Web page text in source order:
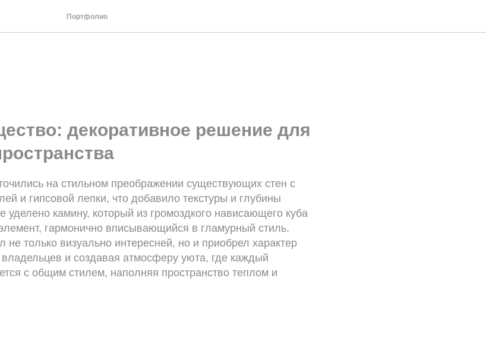
Портфолио
декоративное решение для
на стильном преображении существующих стен с
и гипсовой лепки, что добавило текстуры и глубины
уделено камину, который из громоздкого нависающего куба
гармонично вписывающийся в гламурный стиль.
не только визуально интересней, но и приобрел характер
и создавая атмосферу уюта, где каждый
с общим стилем, наполняя пространство теплом и